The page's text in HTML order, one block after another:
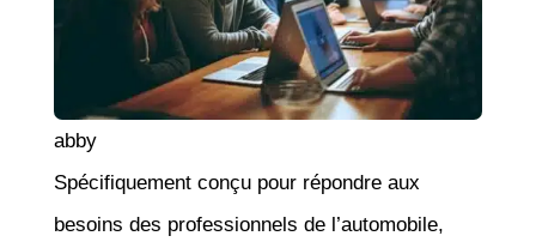
abby
Spécifiquement conçu pour répondre aux
besoins des professionnels de l’automobile,